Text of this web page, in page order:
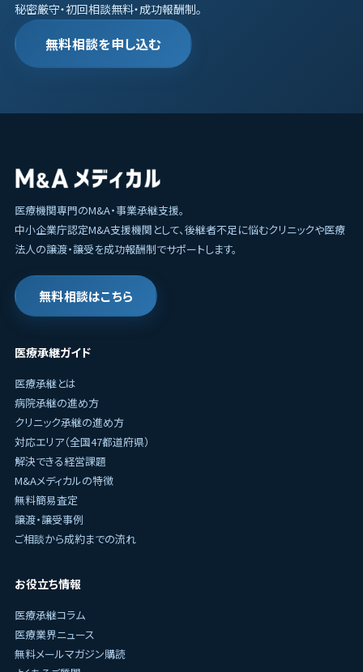
秘密厳守・初回相談無料・成功報酬制。
無料相談を申し込む
医療機関専門のM&A・事業承継支援。
中小企業庁認定M&A支援機関として、後継者不足に悩むクリニックや医療
法人の譲渡・譲受を成功報酬制でサポートします。
無料相談はこちら
医療承継ガイド
医療承継とは
病院承継の進め方
クリニック承継の進め方
対応エリア（全国47都道府県）
解決できる経営課題
M&Aメディカルの特徴
無料簡易査定
譲渡・譲受事例
ご相談から成約までの流れ
お役立ち情報
医療承継コラム
医療業界ニュース
無料メールマガジン購読